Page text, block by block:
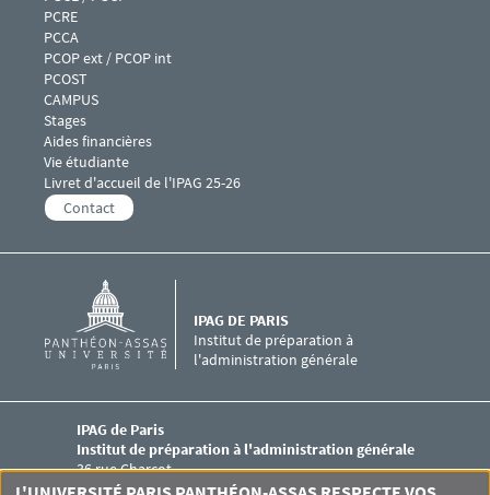
PCRE
PCCA
PCOP ext / PCOP int
PCOST
Menu footer IPAG 5
CAMPUS
Stages
Aides financières
Vie étudiante
Livret d'accueil de l'IPAG 25-26
Contact
Institut de préparation à
l'administration générale
IPAG DE PARIS
IPAG de Paris
Institut de préparation à l'administration générale
36 rue Charcot
75013 PARIS